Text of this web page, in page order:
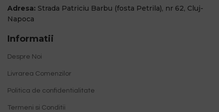
Adresa: Strada Patriciu Barbu (fosta Petrila), nr 62, Cluj-
Napoca
Informatii
Despre Noi
Livrarea Comenzilor
Politica de confidentialitate
Termeni si Conditii